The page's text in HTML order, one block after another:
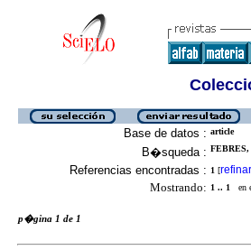
Base de datos : article
B�squeda :
Referencias encontradas : 1 [refinar
Mostrando: 1 .. 1 en
p�gina 1 de 1